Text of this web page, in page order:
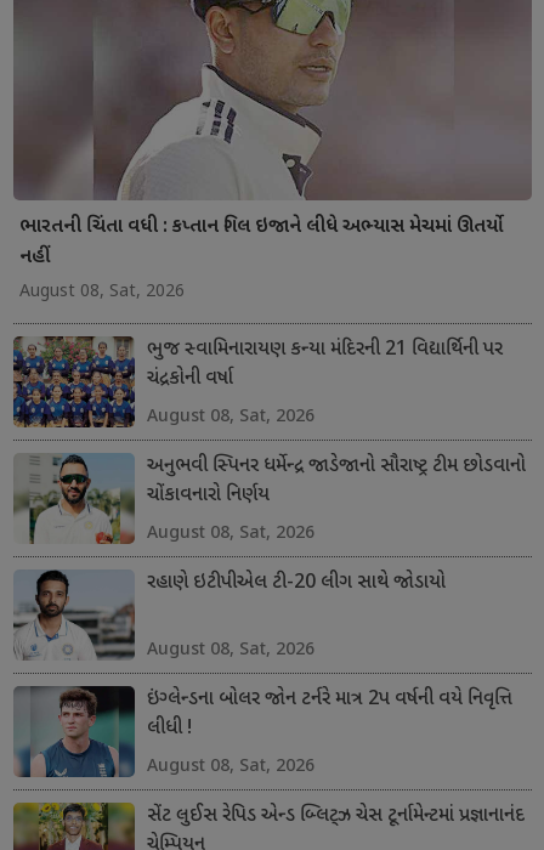
ભારતની ચિંતા વધી : કપ્તાન ગિલ ઇજાને લીધે અભ્યાસ મેચમાં ઊતર્યો
નહીં
August 08, Sat, 2026
ભુજ સ્વામિનારાયણ કન્યા મંદિરની 21 વિદ્યાર્થિની પર
ચંદ્રકોની વર્ષા
August 08, Sat, 2026
અનુભવી સ્પિનર ધર્મેન્દ્ર જાડેજાનો સૌરાષ્ટ્ર ટીમ છોડવાનો
ચોંકાવનારો નિર્ણય
August 08, Sat, 2026
રહાણે ઇટીપીએલ ટી-20 લીગ સાથે જોડાયો
August 08, Sat, 2026
ઇંગ્લેન્ડના બોલર જોન ટર્નરે માત્ર 2પ વર્ષની વયે નિવૃત્તિ
લીધી !
August 08, Sat, 2026
સેંટ લુઈસ રેપિડ એન્ડ બ્લિટ્ઝ ચેસ ટૂર્નામેન્ટમાં પ્રજ્ઞાનાનંદ